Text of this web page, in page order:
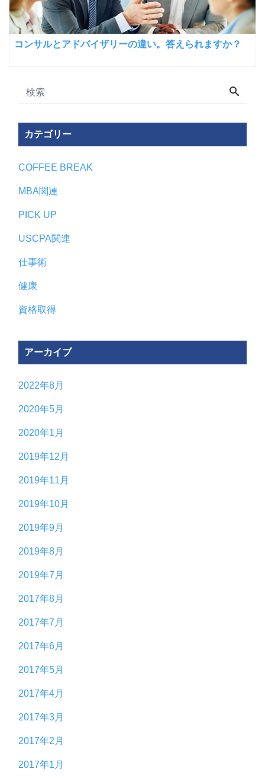
コンサルとアドバイザリーの違い。答えられますか？
カテゴリー
COFFEE BREAK
MBA関連
PICK UP
USCPA関連
仕事術
健康
資格取得
アーカイブ
2022年8月
2020年5月
2020年1月
2019年12月
2019年11月
2019年10月
2019年9月
2019年8月
2019年7月
2017年8月
2017年7月
2017年6月
2017年5月
2017年4月
2017年3月
2017年2月
2017年1月